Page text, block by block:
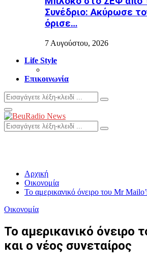
Συνέδριο: Ακύρωσε
όρισε…
7 Αυγούστου, 2026
Life Style
Επικοινωνία
Search
for:
Search
Primary
Menu
Search
for:
Search
Αρχική
Οικονομία
Το αμερικανικό όνειρο του Mr
Οικονομία
Το αμερικανικό όνειρο
και ο νέος συνεταίρος